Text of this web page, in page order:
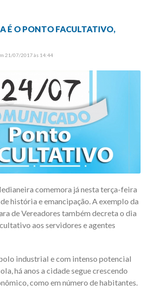
É O PONTO FACULTATIVO,
21/07/2017 às 14:44
comemora já nesta terça-feira
história e emancipação. A exemplo da
de Vereadores também decreta o dia
aos servidores e agentes
industrial e com intenso potencial
há anos a cidade segue crescendo
como em número de habitantes.